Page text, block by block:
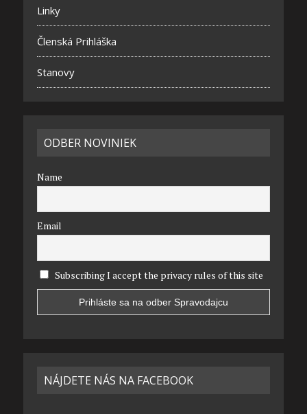
Linky
Členská Prihláška
Stanovy
ODBER NOVINIEK
Name
Email
Subscribing I accept the privacy rules of this site
NÁJDETE NÁS NA FACEBOOK